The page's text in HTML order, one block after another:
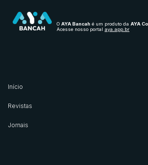
O AYA Bancah é um produto da AYA
Acesse nosso portal aya.app.br
Início
Revistas
Jornais